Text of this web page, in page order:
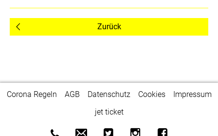
Corona Regeln AGB Datenschutz Cookies
Impressum
jet ticket